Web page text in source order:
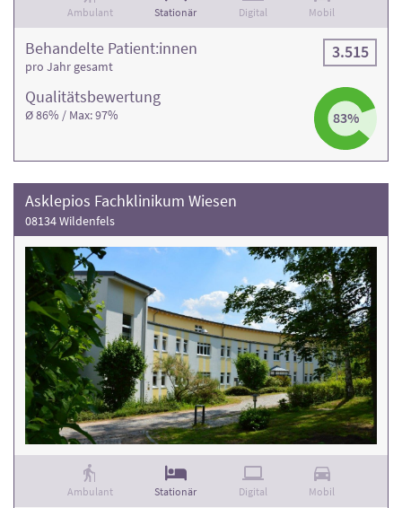
Ambulant Stationär Digital Mobil
Qualitäts­bewertung
Ø 86% / Max: 97% 83%
Behandelte Patient:innen
pro Jahr gesamt
3.515
Asklepios Fachklinikum Wiesen
08134 Wildenfels
Ambulant Stationär Digital Mobil